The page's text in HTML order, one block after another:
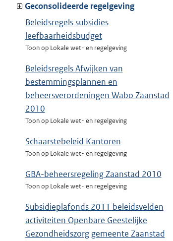
Geconsolideerde regelgeving
Beleidsregels subsidies
leefbaarheidsbudget
Toon op Lokale wet- en regelgeving
Beleidsregels Afwijken van
bestemmingsplannen en
beheersverordeningen Wabo Zaanstad
2010
Toon op Lokale wet- en regelgeving
Schaarstebeleid Kantoren
Toon op Lokale wet- en regelgeving
GBA-beheersregeling Zaanstad 2010
Toon op Lokale wet- en regelgeving
Subsidieplafonds 2011 beleidsvelden
activiteiten Openbare Geestelijke
Gezondheidszorg gemeente Zaanstad